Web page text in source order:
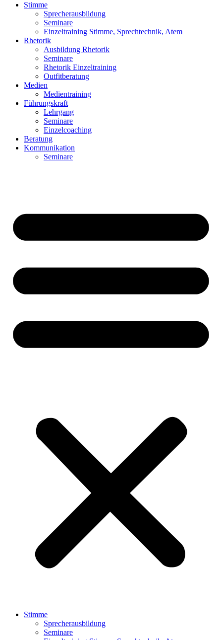
Stimme
Sprecherausbildung
Seminare
Einzeltraining Stimme, Sprechtechnik, Atem
Rhetorik
Ausbildung Rhetorik
Seminare
Rhetorik Einzeltraining
Outfitberatung
Medien
Medientraining
Führungskraft
Lehrgang
Seminare
Einzelcoaching
Beratung
Kommunikation
Seminare
Stimme
Sprecherausbildung
Seminare